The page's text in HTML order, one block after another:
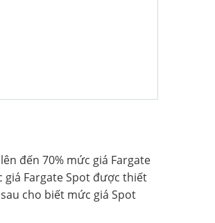
đến 70% mức giá Fargate
giá Fargate Spot được thiết
cho biết mức giá Spot